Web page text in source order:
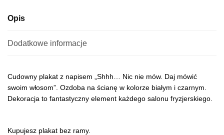
Opis
Dodatkowe informacje
Cudowny plakat z napisem „Shhh… Nic nie mów. Daj mówić
swoim włosom”. Ozdoba na ścianę w kolorze białym i czarnym.
Dekoracja to fantastyczny element każdego salonu fryzjerskiego.
Kupujesz plakat bez ramy.